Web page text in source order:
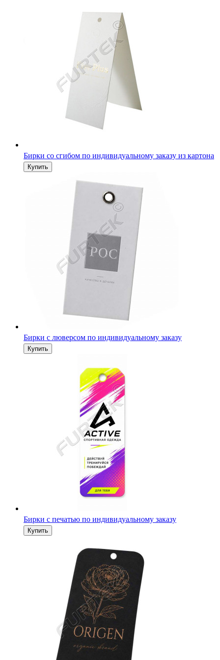
Бирки со сгибом по индивидуальному заказу из картона
Бирки с люверсом по индивидуальному заказу
Бирки с печатью по индивидуальному заказу